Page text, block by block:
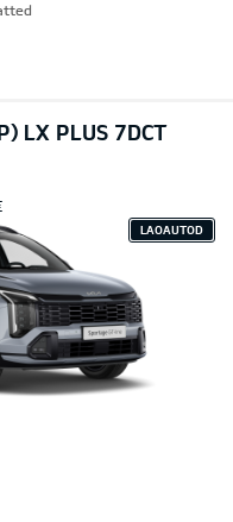
LX PLUS 7DCT
LAOAUTOD